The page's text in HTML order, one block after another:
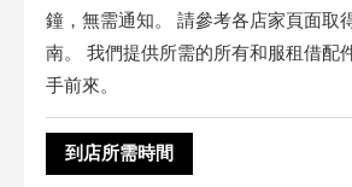
鐘，無需通知。 請參考各店家頁面取
南。 我們提供所需的所有和服租借配
手前來。
到店所需時間